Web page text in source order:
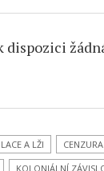
dispozici
A LŽI CENZURA
KOLONIÁLNÍ